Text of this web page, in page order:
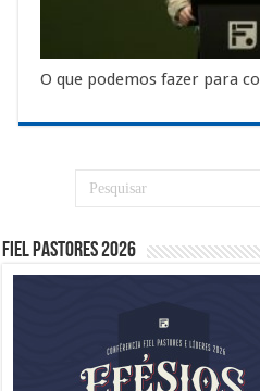
O que podemos fazer para
Fiel Pastores 2026